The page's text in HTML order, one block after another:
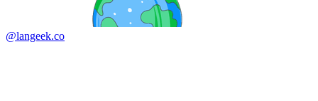
@langeek.co